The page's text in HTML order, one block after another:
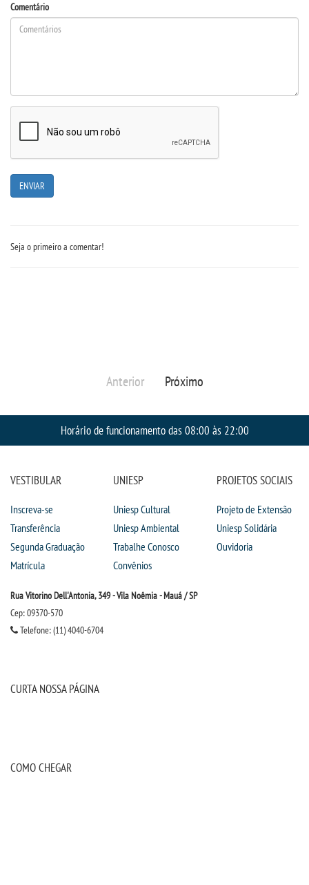
BOLETINS
NOTÍCIAS
PORTARIAS
WEBMAIL
IMPRENSA
TRABALHE CONOSCO
Comentário
Seja o primeiro a comentar!
Anterior Próximo
Horário de funcionamento das 08:00 às 22:00
VESTIBULAR
Inscreva-se
Transferência
Segunda Graduação
Matrícula
UNIESP
Uniesp Cultural
Uniesp Ambiental
Trabalhe Conosco
Convênios
PROJETOS SOCIAIS
Projeto de Extensão
Uniesp Solidária
Ouvidoria
Rua Vitorino Dell'Antonia, 349 - Vila Noêmia - Mauá / SP
Cep: 09370-570
Telefone: (11) 4040-6704
CURTA NOSSA PÁGINA
COMO CHEGAR